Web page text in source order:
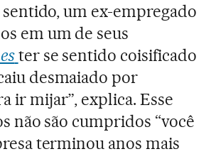
um ex-empregado
em um de seus
ter se sentido coisificado
desmaiado por
ir mijar”, explica. Esse
não são cumpridos “você
terminou anos mais